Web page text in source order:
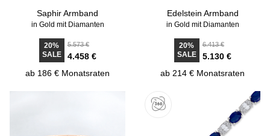
Saphir Armband
in Gold mit Diamanten
20%
SALE
5.573 €
4.458 €
ab 186 € Monatsraten
Edelstein Armband
in Gold mit Diamanten
20%
SALE
6.413 €
5.130 €
ab 214 € Monatsraten